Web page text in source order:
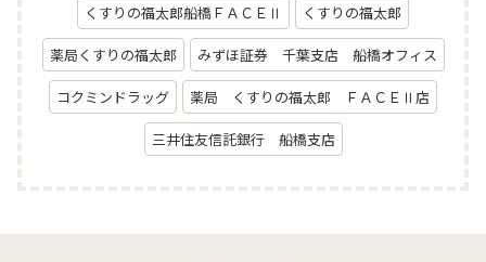
くすりの福太郎船橋ＦＡＣＥⅡ くすりの福太郎
薬局くすりの福太郎 みずほ証券 千葉支店 船橋オフィス
コクミンドラッグ 薬局 くすりの福太郎 ＦＡＣＥⅡ店
三井住友信託銀行 船橋支店